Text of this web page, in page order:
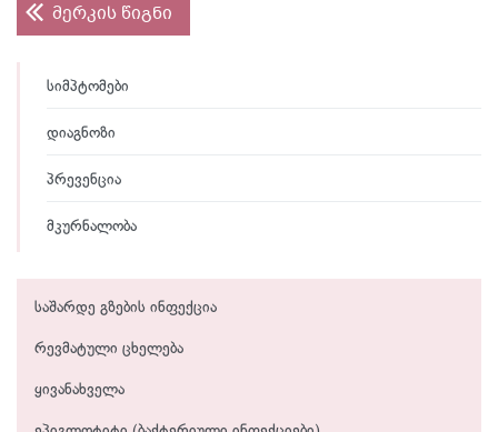
მერკის წიგნი
სიმპტომები
დიაგნოზი
პრევენცია
მკურნალობა
საშარდე გზების ინფექცია
რევმატული ცხელება
ყივანახველა